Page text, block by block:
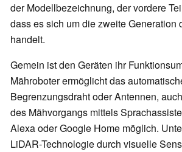
der Modellbezeichnung, der vordere
dass es sich um die zweite Generation
handelt.
Gemein ist den Geräten ihr
Mähroboter ermöglicht das
Begrenzungsdraht oder Antennen,
des Mähvorgangs mittels
Alexa oder Google Home möglich.
LiDAR-Technologie durch visuelle